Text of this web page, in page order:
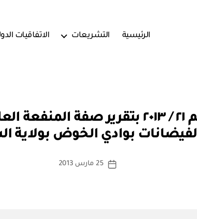
الرئيسية التشريعات الاتفاقيات
مرسوم سلطاني رقم ٢١ / ٢٠١٣ بتقرير
بوادي الخوض
كاتب
بو
ا
س
ة
تاريخ
25 مارس 2013